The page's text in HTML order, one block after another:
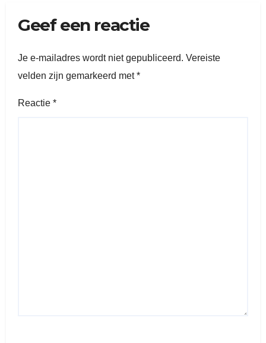
Geef een reactie
Je e-mailadres wordt niet gepubliceerd. Vereiste
velden zijn gemarkeerd met*
Reactie *